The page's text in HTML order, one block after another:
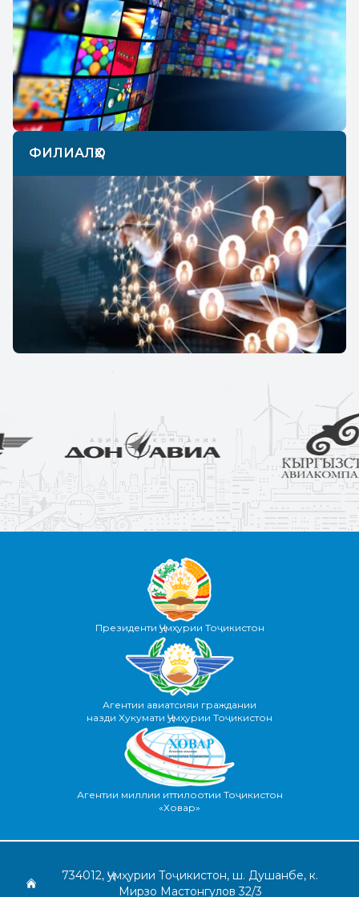
ФИЛИАЛҲО
Президенти Ҷумҳурии Тоҷикистон
Агентии авиатсияи граждании
назди Хукумати Ҷумҳурии Тоҷикистон
Агентии миллии иттилоотии Тоҷикистон
«Ховар»
734012, Ҷумҳурии Тоҷикистон, ш. Душанбе, к.
Мирзо Мастонгулов 32/3